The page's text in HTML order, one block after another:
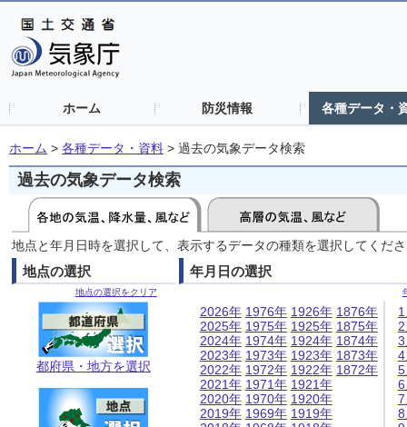
ホーム 防災情報 各種データ・
ホーム > 各種データ・資料 > 過去の気象データ検索
過去の気象データ検索
地点と年月日時を選択して、表示するデータの種類を選択してくだ
地点の選択
地点の選択をクリア
都府県・地方を選択
年月日の選択
2026年
2025年
2024年
2023年
2022年
2021年
2020年
2019年
1976年
1975年
1974年
1973年
1972年
1971年
1970年
1969年
1926年
1925年
1924年
1923年
1922年
1921年
1920年
1919年
1876年
1875年
1874年
1873年
1872年